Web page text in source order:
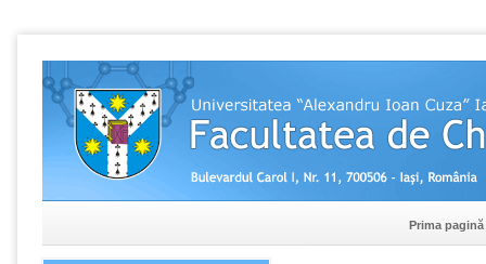
Prima pagină